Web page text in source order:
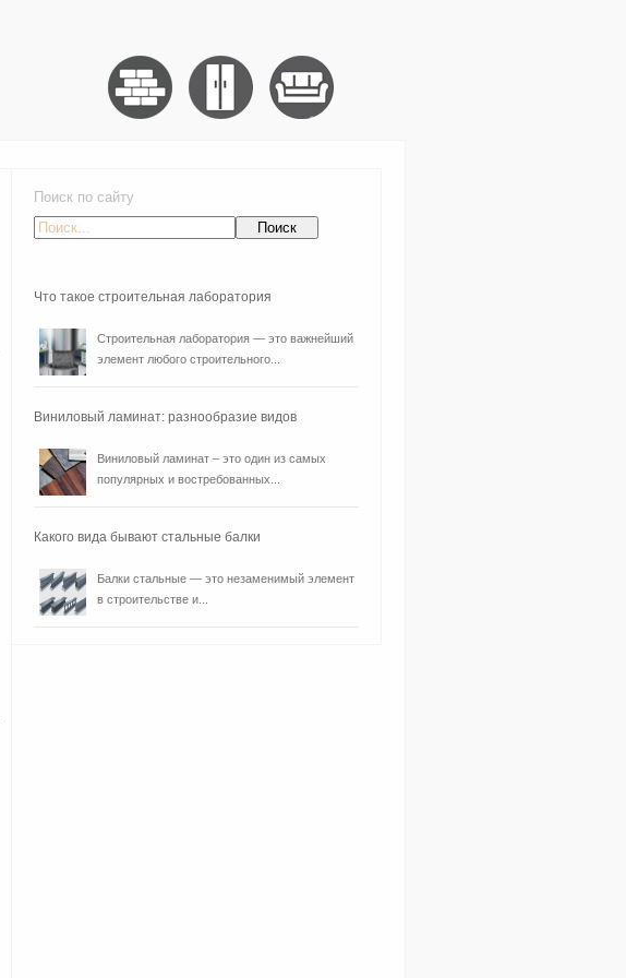
Поиск по сайту
Что такое строительная лаборатория
Строительная лаборатория — это важнейший
элемент любого строительного...
Виниловый ламинат: разнообразие видов
Виниловый ламинат – это один из самых
популярных и востребованных...
Какого вида бывают стальные балки
Балки стальные — это незаменимый элемент
в строительстве и...